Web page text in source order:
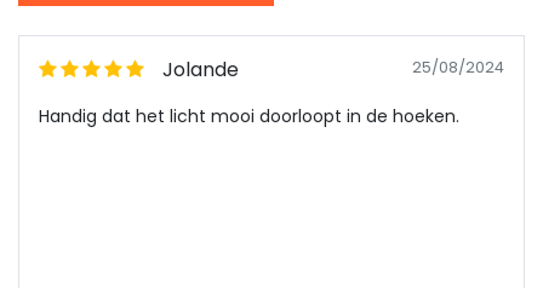
Jolande 25/08/2024
Handig dat het licht mooi doorloopt in de hoeken.